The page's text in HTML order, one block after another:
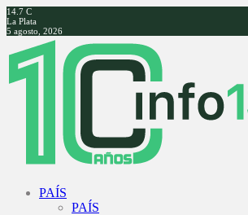
14.7 C
La Plata
5 agosto, 2026
Facebook
Twitter
Instagram
Youtube
PAÍS
PAÍS